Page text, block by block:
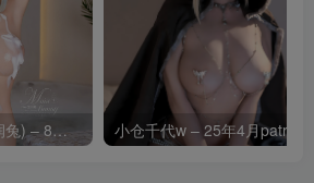
咬一口兔娘(Yiko湿润兔) – 8月 鸣潮-芙露德莉斯 [63P]